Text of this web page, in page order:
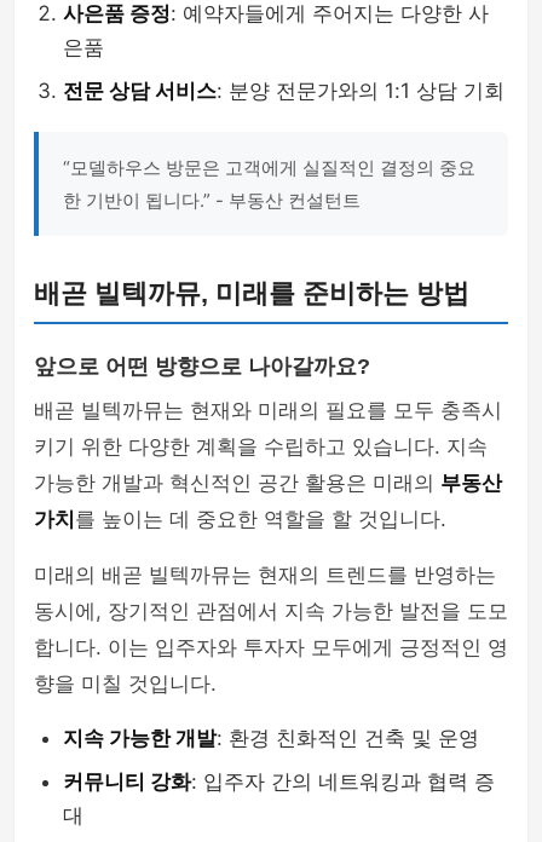
사은품 증정: 예약자들에게 주어지는 다양한 사
은품
전문 상담 서비스: 분양 전문가와의 1:1 상담 기회
“모델하우스 방문은 고객에게 실질적인 결정의 중요
한 기반이 됩니다.” - 부동산 컨설턴트
배곧 빌텍까뮤, 미래를 준비하는 방법
앞으로 어떤 방향으로 나아갈까요?
배곧 빌텍까뮤는 현재와 미래의 필요를 모두 충족시
키기 위한 다양한 계획을 수립하고 있습니다. 지속
가능한 개발과 혁신적인 공간 활용은 미래의 부동산
가치 를 높이는 데 중요한 역할을 할 것입니다.
미래의 배곧 빌텍까뮤는 현재의 트렌드를 반영하는
동시에, 장기적인 관점에서 지속 가능한 발전을 도모
합니다. 이는 입주자와 투자자 모두에게 긍정적인 영
향을 미칠 것입니다.
지속 가능한 개발: 환경 친화적인 건축 및 운영
커뮤니티 강화: 입주자 간의 네트워킹과 협력 증
대